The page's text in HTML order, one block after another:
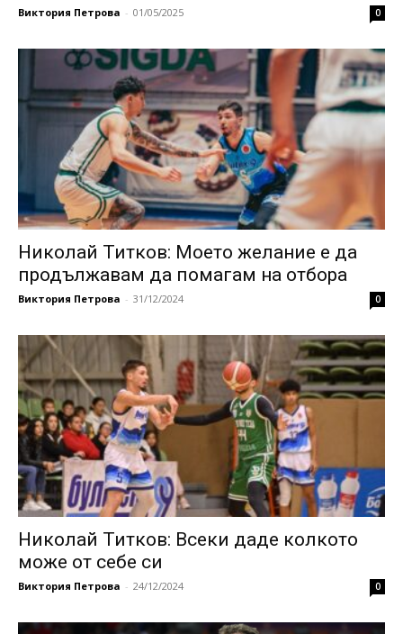
Виктория Петрова - 01/05/2025 0
Николай Титков: Моето желание е да
продължавам да помагам на отбора
Виктория Петрова - 31/12/2024 0
Николай Титков: Всеки даде колкото
може от себе си
Виктория Петрова - 24/12/2024 0